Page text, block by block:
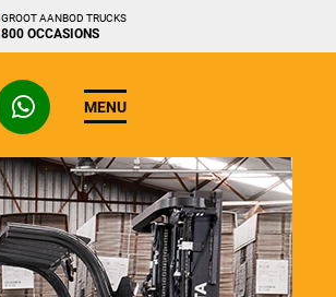
GROOT AANBOD TRUCKS
800 OCCASIONS
MENU